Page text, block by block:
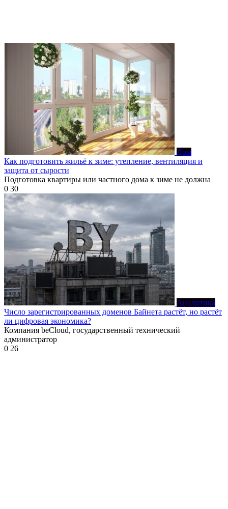
Дом
Как подготовить жильё к зиме: утепление, вентиляция и
защита от сырости
Подготовка квартиры или частного дома к зиме не должна
0 30
Аналитика
Число зарегистрированных доменов Байнета растёт, но растёт
ли цифровая экономика?
Компания beCloud, государственный технический
администратор
0 26